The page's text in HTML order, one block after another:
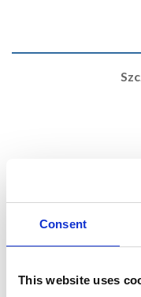
Consent
This website uses
PERFECT
Środek do czyszczenia i
odparowuje i nie
wosku i smoły. Nadaje